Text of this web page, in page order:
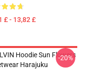
£ - 13,82 £
Hoodie Sun Flowers
Harajuku
-20%